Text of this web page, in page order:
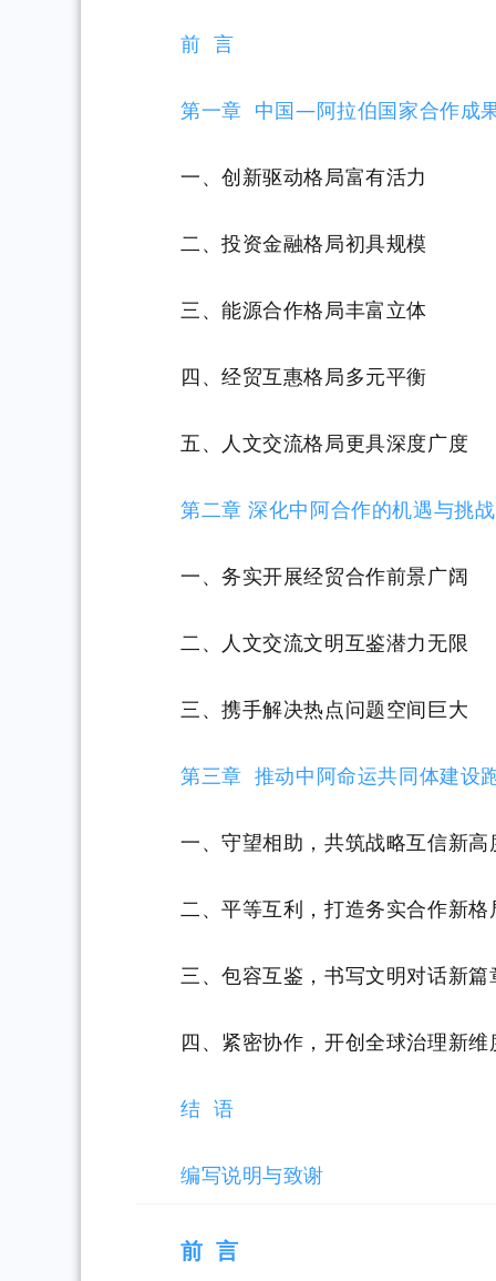
前 言
第一章 中国—阿拉伯国家合作成
一、创新驱动格局富有活力
二、投资金融格局初具规模
三、能源合作格局丰富立体
四、经贸互惠格局多元平衡
五、人文交流格局更具深度广度
第二章 深化中阿合作的机遇与挑战
一、务实开展经贸合作前景广阔
二、人文交流文明互鉴潜力无限
三、携手解决热点问题空间巨大
第三章 推动中阿命运共同体建设
一、守望相助，共筑战略互信新高
二、平等互利，打造务实合作新格
三、包容互鉴，书写文明对话新篇
四、紧密协作，开创全球治理新维
结 语
编写说明与致谢
前 言